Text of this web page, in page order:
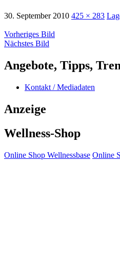
30. September 2010 425 × 283
Vorheriges Bild
Nächstes Bild
Angebote, Tipps,
Kontakt / Mediadaten
Anzeige
Wellness-Shop
Online Shop Wellnessbase Online